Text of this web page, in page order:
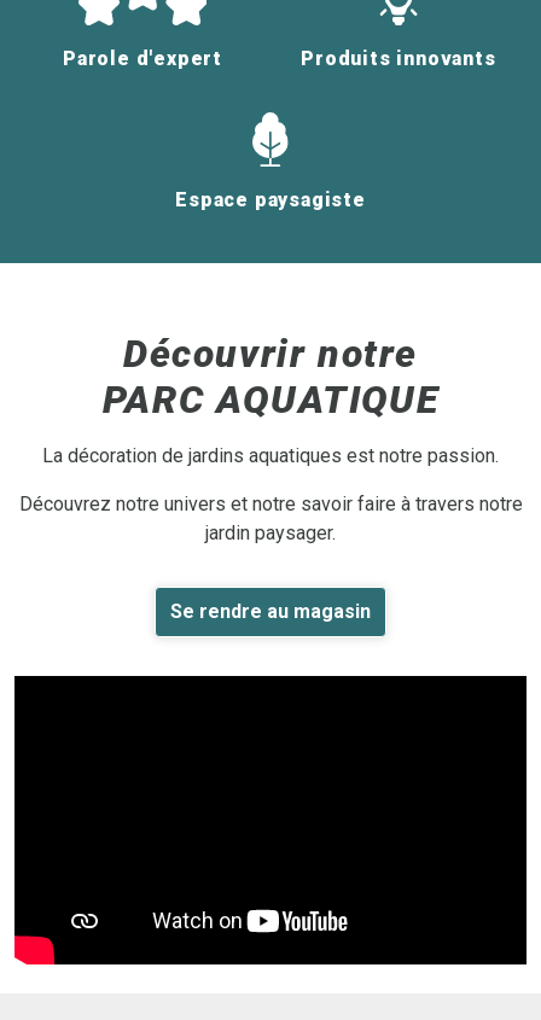
Parole d'expert Produits innovants
Espace paysagiste
Découvrir notre
PARC AQUATIQUE
La décoration de jardins aquatiques est notre passion.
Découvrez notre univers et notre savoir faire à travers notre
jardin paysager.
Se rendre au magasin